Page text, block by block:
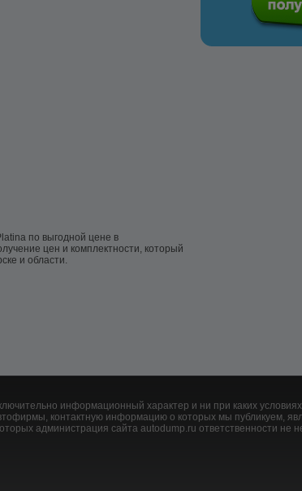
по выгодной цене в
цен и комплектности, который
и области.
информационный характер и ни при каких
контактную информацию о которых мы публикуем,
администрация сайта autodump.ru ответственности не